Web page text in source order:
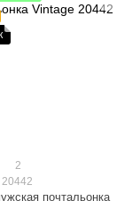
2
20442
почтальонка